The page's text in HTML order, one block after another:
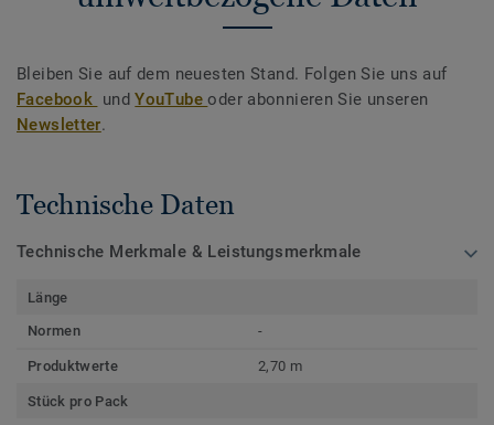
Bleiben Sie auf dem neuesten Stand. Folgen Sie uns auf
Facebook undYouTubeoder abonnieren Sie unseren
Newsletter.
Technische Daten
Technische Merkmale & Leistungsmerkmale
Länge
Normen
-
Produktwerte 2,70 m
Stück pro Pack